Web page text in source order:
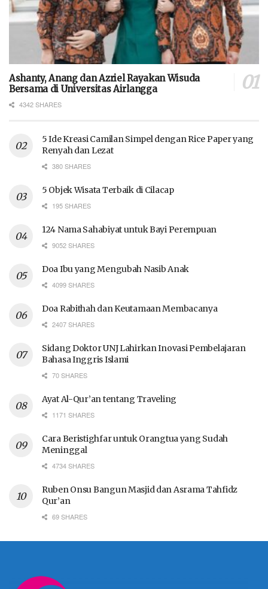
Ashanty, Anang dan Azriel Rayakan Wisuda
Bersama di Universitas Airlangga
4342 SHARES
5 Ide Kreasi Camilan Simpel dengan Rice Paper yang
Renyah dan Lezat
380 SHARES
5 Objek Wisata Terbaik di Cilacap
195 SHARES
124 Nama Sahabiyat untuk Bayi Perempuan
9052 SHARES
Doa Ibu yang Mengubah Nasib Anak
4099 SHARES
Doa Rabithah dan Keutamaan Membacanya
2407 SHARES
Sidang Doktor UNJ Lahirkan Inovasi Pembelajaran
Bahasa Inggris Islami
70 SHARES
Ayat Al-Qur’an tentang Traveling
1171 SHARES
Cara Beristighfar untuk Orangtua yang Sudah
Meninggal
4734 SHARES
Ruben Onsu Bangun Masjid dan Asrama Tahfidz
Qur’an
69 SHARES